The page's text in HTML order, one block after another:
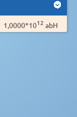
1,0000*1012 abH